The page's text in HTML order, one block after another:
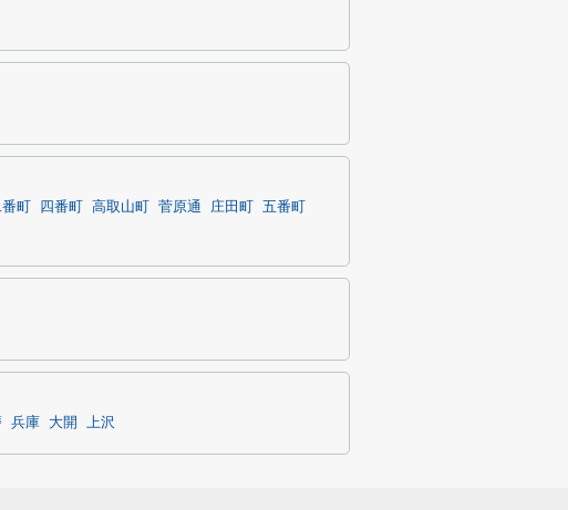
町 四番町 高取山町 菅原通 庄田町
五番町
兵庫 大開 上沢